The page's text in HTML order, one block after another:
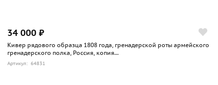
34 000 ₽
Кивер рядового образца 1808 года, гренадерской роты армейского
гренадерского полка, Россия, копия...
Артикул: 64831